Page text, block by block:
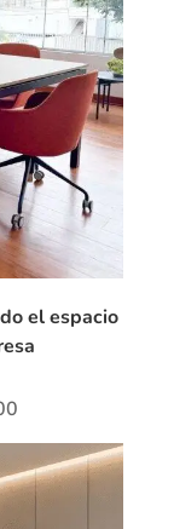
el espacio